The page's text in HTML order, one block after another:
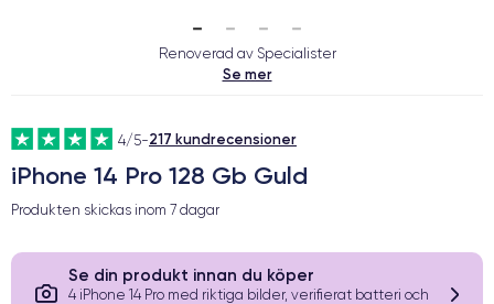
Renoverad av Specialister
Se mer
4/5-217 kundrecensioner
iPhone 14 Pro 128 Gb Guld
Produkten skickas inom 7 dagar
Se din produkt innan du köper
4 iPhone 14 Pro med riktiga bilder, verifierat batteri och